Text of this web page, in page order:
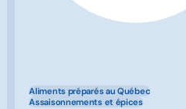
Aliments préparés au Québec
Assaisonnements et épices